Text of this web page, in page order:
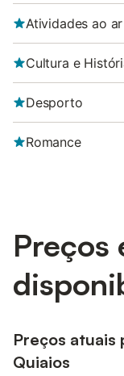
Atividades ao
Cultura e
Desporto
Romance
Preços
Preços atuais
Quiaios